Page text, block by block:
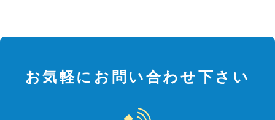
お気軽にお問い合わせ下さい